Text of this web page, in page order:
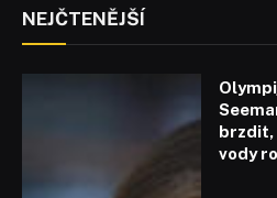
NEJČTENĚJŠÍ
brzdit,
vody